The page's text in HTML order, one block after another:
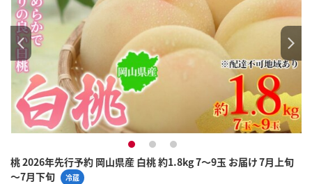
桃 2026年先行予約 岡山県産 白桃 約1.8kg 7～9玉 お届け 7月上旬
～7月下旬
冷蔵
1 2 3